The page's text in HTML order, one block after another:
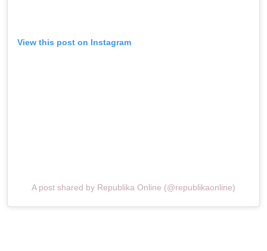
View this post on Instagram
A post shared by Republika Online (@republikaonline)